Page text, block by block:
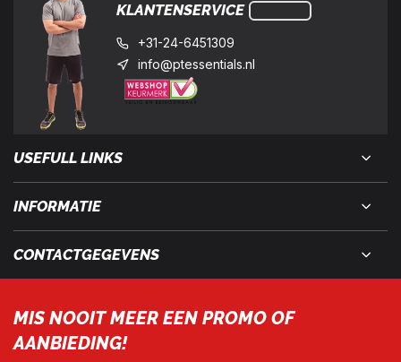
KLANTENSERVICE
+31-24-6451309
info@ptessentials.nl
USEFULL LINKS
INFORMATIE
CONTACTGEGEVENS
MIS NOOIT MEER EEN PROMO OF
AANBIEDING!